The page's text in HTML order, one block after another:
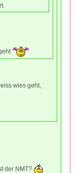
wies geht,
der NMT?